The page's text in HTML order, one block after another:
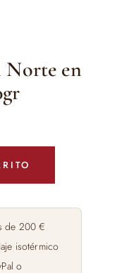
Norte en
de 200 €
isotérmico
o